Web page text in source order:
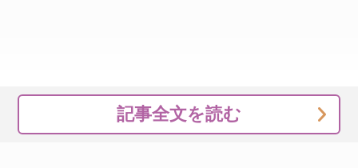
記事全文を読む